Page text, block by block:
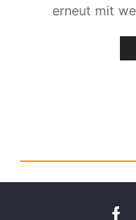
erneut mit